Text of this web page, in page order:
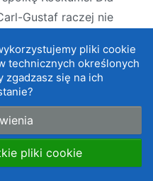
Gustaf raczej nie
w 2025 roku i portfel
roczną
cenowa dla F-35
pliki cookie
technicznych określonych
zgadzasz się na ich
pliki cookie